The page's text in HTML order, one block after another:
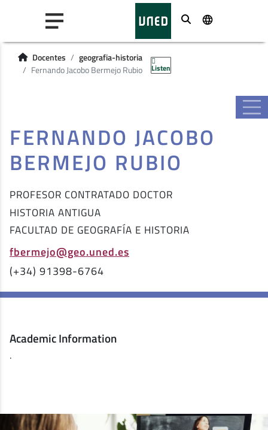
Buscar
Docentes
geografia-historia
Fernando Jacobo Bermejo Rubio
Listen
FERNANDO JACOBO
BERMEJO RUBIO
PROFESOR CONTRATADO DOCTOR
HISTORIA ANTIGUA
FACULTAD DE GEOGRAFÍA E HISTORIA
fbermejo@geo.uned.es
(+34) 91398-6764
Academic Information
.